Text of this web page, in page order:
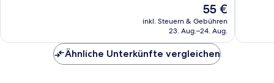
Der
Preis
beträgt
55 €
inkl. Steuern & Gebühren
23. Aug.–24. Aug.
Ähnliche Unterkünfte vergleichen